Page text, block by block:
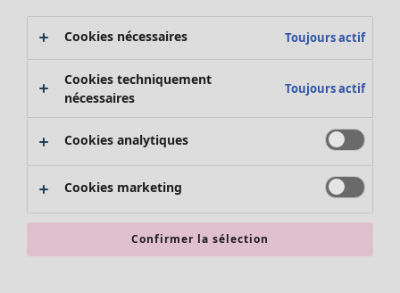
Promos SOLDES
Les promos de Gudrun Sjödén
Nouvel arrivage
Bonnes affaires en soldes - jusqu'à -70
Cookies nécessaires Toujours actif
Cookies techniquement
nécessaires
Toujours actif
Cookies analytiques
Cookies marketing
Confirmer la sélection